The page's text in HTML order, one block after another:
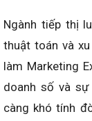
Ngành tiếp thị
thuật toán và
làm Marketing
doanh số và sự
càng khó tính